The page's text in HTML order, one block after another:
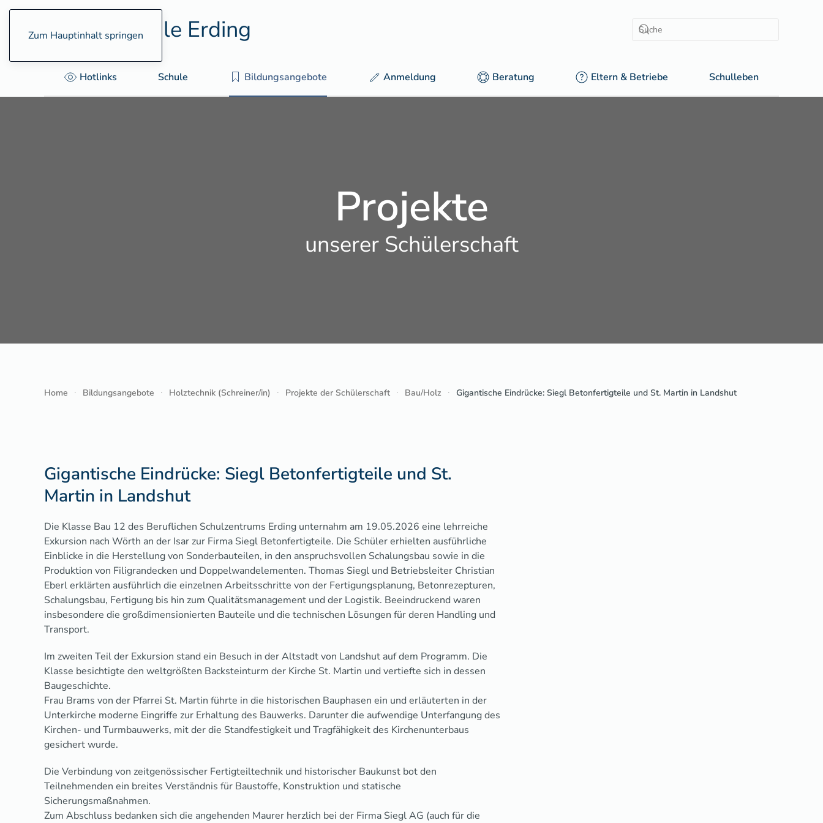
Zum Hauptinhalt springen
Hotlinks Schule Bildungsangebote Anmeldung Beratung Eltern & Betriebe Schulleben
Projekte
unserer Schülerschaft
Home Bildungsangebote Holztechnik (Schreiner/in) Projekte der Schülerschaft Bau/Holz Gigantische Eindrücke: Siegl Betonfertigteile und St. Martin in Landshut
Gigantische Eindrücke: Siegl Betonfertigteile und St.
Martin in Landshut
Die Klasse Bau 12 des Beruflichen Schulzentrums Erding unternahm am 19.05.2026 eine lehrreiche
Exkursion nach Wörth an der Isar zur Firma Siegl Betonfertigteile. Die Schüler erhielten ausführliche
Einblicke in die Herstellung von Sonderbauteilen, in den anspruchsvollen Schalungsbau sowie in die
Produktion von Filigrandecken und Doppelwandelementen. Thomas Siegl und Betriebsleiter Christian
Eberl erklärten ausführlich die einzelnen Arbeitsschritte von der Fertigungsplanung, Betonrezepturen,
Schalungsbau, Fertigung bis hin zum Qualitätsmanagement und der Logistik. Beeindruckend waren
insbesondere die großdimensionierten Bauteile und die technischen Lösungen für deren Handling und
Transport.
Im zweiten Teil der Exkursion stand ein Besuch in der Altstadt von Landshut auf dem Programm. Die
Klasse besichtigte den weltgrößten Backsteinturm der Kirche St. Martin und vertiefte sich in dessen
Baugeschichte.
Frau Brams von der Pfarrei St. Martin führte in die historischen Bauphasen ein und erläuterten in der
Unterkirche moderne Eingriffe zur Erhaltung des Bauwerks. Darunter die aufwendige Unterfangung des
Kirchen- und Turmbauwerks, mit der die Standfestigkeit und Tragfähigkeit des Kirchenunterbaus
gesichert wurde.
Die Verbindung von zeitgenössischer Fertigteiltechnik und historischer Baukunst bot den
Teilnehmenden ein breites Verständnis für Baustoffe, Konstruktion und statische
Sicherungsmaßnahmen.
Zum Abschluss bedanken sich die angehenden Maurer herzlich bei der Firma Siegl AG (auch für die